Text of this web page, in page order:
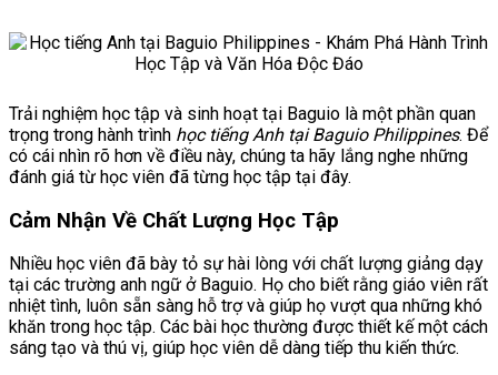
Trải nghiệm học tập và sinh hoạt tại Baguio là một phần quan
trọng trong hành trình học tiếng Anh tại Baguio Philippines. Để
có cái nhìn rõ hơn về điều này, chúng ta hãy lắng nghe những
đánh giá từ học viên đã từng học tập tại đây.
Cảm Nhận Về Chất Lượng Học Tập
Nhiều học viên đã bày tỏ sự hài lòng với chất lượng giảng dạy
tại các trường anh ngữ ở Baguio. Họ cho biết rằng giáo viên rất
nhiệt tình, luôn sẵn sàng hỗ trợ và giúp họ vượt qua những khó
khăn trong học tập. Các bài học thường được thiết kế một cách
sáng tạo và thú vị, giúp học viên dễ dàng tiếp thu kiến thức.